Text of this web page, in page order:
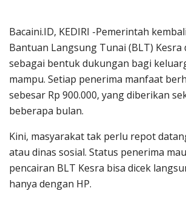
Bacaini.ID, KEDIRI -Pemerintah
Bantuan Langsung Tunai (BLT) Kesra
sebagai bentuk dukungan bagi
mampu. Setiap penerima manfaat
sebesar Rp 900.000, yang diberikan
beberapa bulan.
Kini, masyarakat tak perlu repot
atau dinas sosial. Status penerima
pencairan BLT Kesra bisa dicek
hanya dengan HP.